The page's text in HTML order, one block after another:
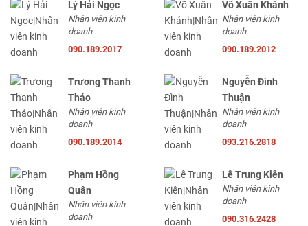
Lý Hải Ngọc
Nhân viên kinh
doanh
090.189.2017
Võ Xuân Khánh
Nhân viên kinh
doanh
090.189.2012
Trương Thanh
Thảo
Nhân viên kinh
doanh
090.189.2014
Nguyễn Đình
Thuận
Nhân viên kinh
doanh
093.216.2818
Phạm Hồng
Quân
Nhân viên kinh
doanh
Lê Trung Kiên
Nhân viên kinh
doanh
090.316.2428